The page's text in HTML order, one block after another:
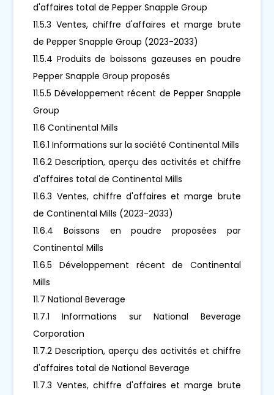
d'affaires total de Pepper Snapple Group
11.5.3 Ventes, chiffre d'affaires et marge brute
de Pepper Snapple Group (2023-2033)
11.5.4 Produits de boissons gazeuses en poudre
Pepper Snapple Group proposés
11.5.5 Développement récent de Pepper Snapple
Group
11.6 Continental Mills
11.6.1 Informations sur la société Continental Mills
11.6.2 Description, aperçu des activités et chiffre
d'affaires total de Continental Mills
11.6.3 Ventes, chiffre d'affaires et marge brute
de Continental Mills (2023-2033)
11.6.4 Boissons en poudre proposées par
Continental Mills
11.6.5 Développement récent de Continental
Mills
11.7 National Beverage
11.7.1 Informations sur National Beverage
Corporation
11.7.2 Description, aperçu des activités et chiffre
d'affaires total de National Beverage
11.7.3 Ventes, chiffre d'affaires et marge brute